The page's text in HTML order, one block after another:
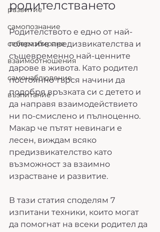
развитие
самопознание
себеразбиране
взаимоотношения
самонаблюдение
възпитание
родителстването
Родителството е едно от най-
големите предизвикателства и
същевременно най-ценните
дарове в живота. Като родител
постоянно търся начини да
подобря връзката си с детето и
да направя взаимодействието
ни по-смислено и пълноценно.
Макар че пътят невинаги е
лесен, виждам всяко
предизвикателство като
възможност за взаимно
израстване и развитие.
В тази статия споделям 7
изпитани техники, които могат
да помогнат на всеки родител да